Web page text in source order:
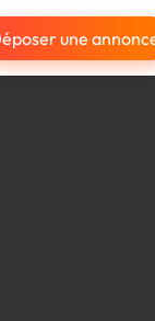
une